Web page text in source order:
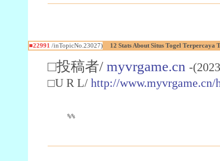
■22991 /inTopicNo.23027) 12 Stats About Situs Togel Terpercaya
□投稿者/ myvrgame.cn -
□U R L/ http://www.myvrgame.cn/
%%